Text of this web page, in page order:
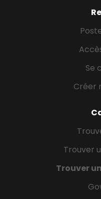
Se
Créer
Trouver
Trouver